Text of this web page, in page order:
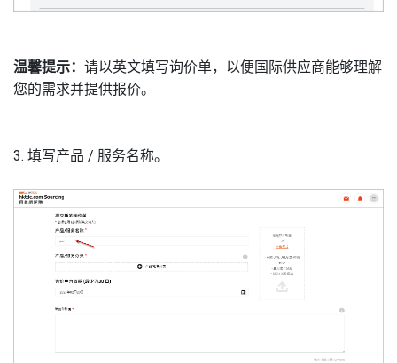
温馨提示： 请以英文填写询价单，以便国际供应商能够理解
您的需求并提供报价。
3. 填写产品 / 服务名称。